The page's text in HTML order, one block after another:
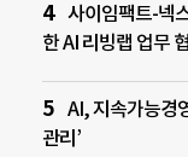
사이임팩트-넥
한 AI 리빙랩 업무
AI, 지속가능경
관리’